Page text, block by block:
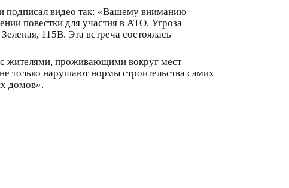
подписал видео так: «Вашему вниманию
повестки для участия в АТО. Угроза
115В. Эта встреча состоялась
жителями, проживающими вокруг мест
только нарушают нормы строительства самих
домов».